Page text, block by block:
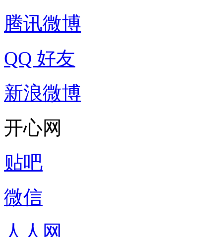
腾讯微博
QQ 好友
新浪微博
开心网
贴吧
微信
人人网